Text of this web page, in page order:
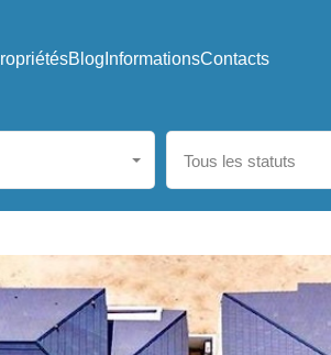
Blog InformationsContacts
Tous les statuts